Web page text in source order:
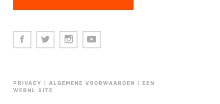
PRIVACY ALGEMENE VOORWAARDEN
EEN
WEBNL SITE